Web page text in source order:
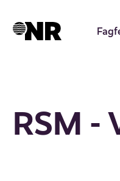
hovedinnhold
RSM -